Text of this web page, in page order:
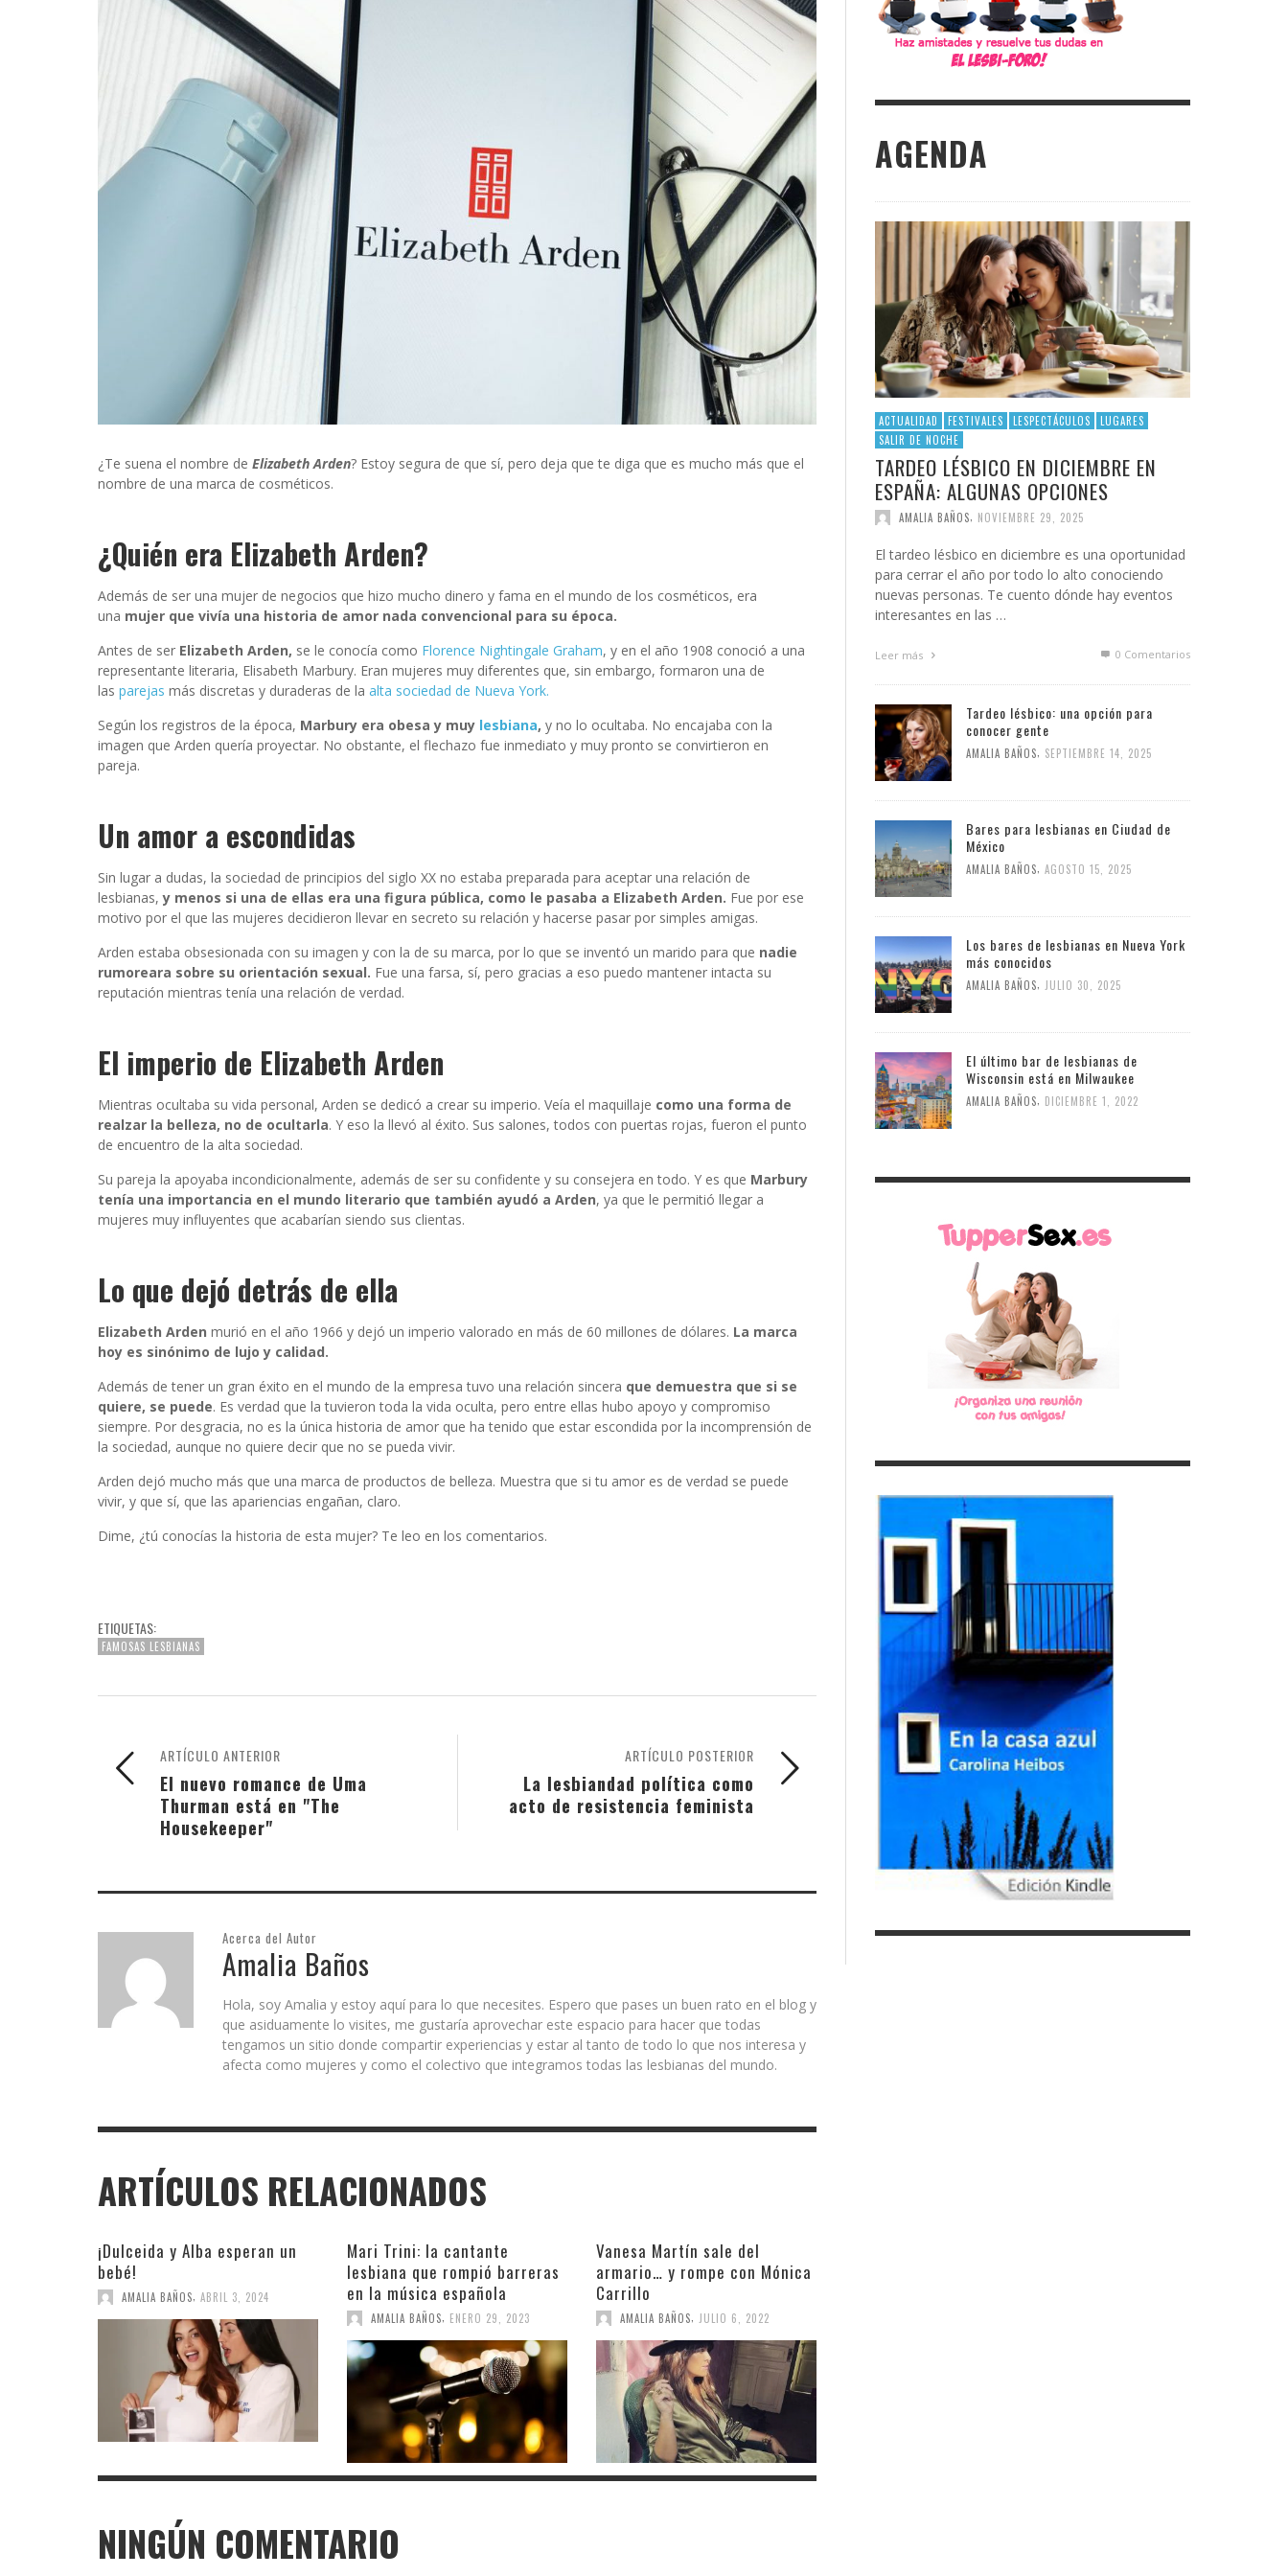
¿Te suena el nombre de Elizabeth Arden? Estoy segura de que sí, pero deja que te diga que es mucho más que el
nombre de una marca de cosméticos.
¿Quién era Elizabeth Arden?
Además de ser una mujer de negocios que hizo mucho dinero y fama en el mundo de los cosméticos, era
una mujer que vivía una historia de amor nada convencional para su época.
Antes de ser Elizabeth Arden, se le conocía como Florence Nightingale Graham, y en el año 1908 conoció a una
representante literaria, Elisabeth Marbury. Eran mujeres muy diferentes que, sin embargo, formaron una de
las parejas más discretas y duraderas de la alta sociedad de Nueva York.
Según los registros de la época, Marbury era obesa y muy lesbiana, y no lo ocultaba. No encajaba con la
imagen que Arden quería proyectar. No obstante, el flechazo fue inmediato y muy pronto se convirtieron en
pareja.
Un amor a escondidas
Sin lugar a dudas, la sociedad de principios del siglo XX no estaba preparada para aceptar una relación de
lesbianas,y menos si una de ellas era una figura pública, como le pasaba a Elizabeth Arden. Fue por ese
motivo por el que las mujeres decidieron llevar en secreto su relación y hacerse pasar por simples amigas.
Arden estaba obsesionada con su imagen y con la de su marca, por lo que se inventó un marido para que nadie
rumoreara sobre su orientación sexual. Fue una farsa, sí, pero gracias a eso puedo mantener intacta su
reputación mientras tenía una relación de verdad.
El imperio de Elizabeth Arden
Mientras ocultaba su vida personal, Arden se dedicó a crear su imperio. Veía el maquillaje como una forma de
realzar la belleza, no de ocultarla. Y eso la llevó al éxito. Sus salones, todos con puertas rojas, fueron el punto
de encuentro de la alta sociedad.
Su pareja la apoyaba incondicionalmente, además de ser su confidente y su consejera en todo. Y es que Marbury
tenía una importancia en el mundo literario que también ayudó a Arden, ya que le permitió llegar a
mujeres muy influyentes que acabarían siendo sus clientas.
Lo que dejó detrás de ella
Elizabeth Arden murió en el año 1966 y dejó un imperio valorado en más de 60 millones de dólares. La marca
hoy es sinónimo de lujo y calidad.
Además de tener un gran éxito en el mundo de la empresa tuvo una relación sincera que demuestra que si se
quiere, se puede. Es verdad que la tuvieron toda la vida oculta, pero entre ellas hubo apoyo y compromiso
siempre. Por desgracia, no es la única historia de amor que ha tenido que estar escondida por la incomprensión de
la sociedad, aunque no quiere decir que no se pueda vivir.
Arden dejó mucho más que una marca de productos de belleza. Muestra que si tu amor es de verdad se puede
vivir, y que sí, que las apariencias engañan, claro.
Dime, ¿tú conocías la historia de esta mujer? Te leo en los comentarios.
ETIQUETAS:
FAMOSAS LESBIANAS
ARTÍCULO POSTERIOR
La lesbiandad política como
acto de resistencia feminista
ARTÍCULO ANTERIOR
El nuevo romance de Uma
Thurman está en "The
Housekeeper"
Acerca del Autor
Amalia Baños
Hola, soy Amalia y estoy aquí para lo que necesites. Espero que pases un buen rato en el blog y
que asiduamente lo visites, me gustaría aprovechar este espacio para hacer que todas
tengamos un sitio donde compartir experiencias y estar al tanto de todo lo que nos interesa y
afecta como mujeres y como el colectivo que integramos todas las lesbianas del mundo.
ARTÍCULOS RELACIONADOS
¡Dulceida y Alba esperan un
bebé!
AMALIA BAÑOS ABRIL 3, 2024
Mari Trini: la cantante
lesbiana que rompió barreras
en la música española
AMALIA BAÑOS ENERO 29, 2023
Vanesa Martín sale del
armario… y rompe con Mónica
Carrillo
AMALIA BAÑOS JULIO 6, 2022
NINGÚN COMENTARIO
AGENDA
ACTUALIDAD FESTIVALES LESPECTÁCULOS
LUGARES
SALIR DE NOCHE
TARDEO LÉSBICO EN DICIEMBRE EN
ESPAÑA: ALGUNAS OPCIONES
AMALIA BAÑOS, NOVIEMBRE 29, 2025
El tardeo lésbico en diciembre es una oportunidad
para cerrar el año por todo lo alto conociendo
nuevas personas. Te cuento dónde hay eventos
interesantes en las …
Leer más 0 Comentarios
Tardeo lésbico: una opción para
conocer gente
AMALIA BAÑOS SEPTIEMBRE 14, 2025
Bares para lesbianas en Ciudad de
México
AMALIA BAÑOS AGOSTO 15, 2025
Los bares de lesbianas en Nueva York
más conocidos
AMALIA BAÑOS JULIO 30, 2025
El último bar de lesbianas de
Wisconsin está en Milwaukee
AMALIA BAÑOS DICIEMBRE 1, 2022